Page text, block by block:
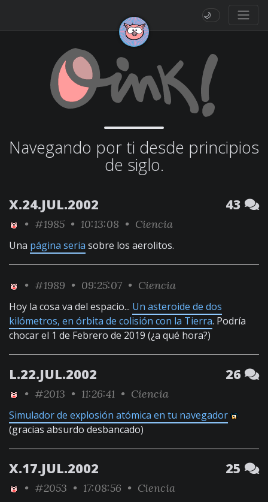
🌙
Navegando por ti desde principios
de siglo.
X.24.JUL.2002 43
• #1985 • 10:13:08 • Ciencia
Una página seria sobre los aerolitos.
• #1989 • 09:25:07 • Ciencia
Hoy la cosa va del espacio... Un asteroide de dos
kilómetros, en órbita de colisión con la Tierra. Podría
chocar el 1 de Febrero de 2019 (¿a qué hora?)
L.22.JUL.2002 26
• #2013 • 11:26:41 • Ciencia
Simulador de explosión atómica en tu navegador
(gracias absurdo desbancado)
X.17.JUL.2002 25
• #2053 • 17:08:56 • Ciencia